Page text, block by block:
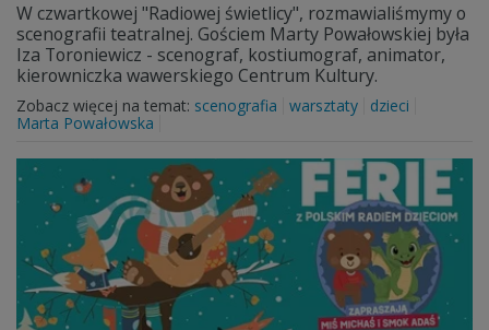
W czwartkowej "Radiowej świetlicy", rozmawialiśmymy o
scenografii teatralnej. Gościem Marty Powałowskiej była
Iza Toroniewicz - scenograf, kostiumograf, animator,
kierowniczka wawerskiego Centrum Kultury.
Zobacz więcej na temat: scenografia warsztaty
dzieci
Marta Powałowska